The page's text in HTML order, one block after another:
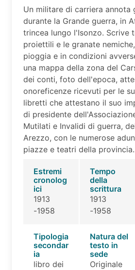
Un militare di carriera annota
durante la Grande guerra, in
trincea lungo l'Isonzo. Scrive
proiettili e le granate
pioggia e in condizioni
una mappa della zona del
dei conti, foto dell'epoca,
onoreficenze ricevuti per le
libretti che attestano il suo
di presidente
Mutilati e Invalidi di guerra,
Arezzo, con le numerose
piazze e teatri della provincia.
Estremi
cronolog
ici
1913
-1958
Tempo
della
scrittura
1913
-1958
Tipologia
secondar
ia
libro dei
Natura del
testo in
sede
Originale